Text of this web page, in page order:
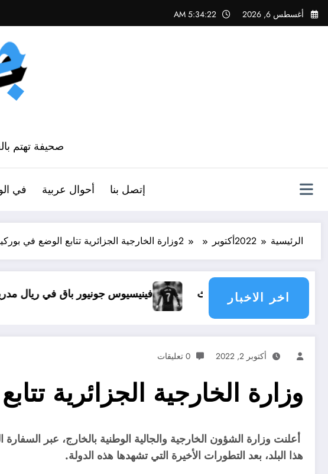
التجاوز
إلى
أغسطس 6, 2026 5:34:23 AM
صحيفة تهتم
إتصل بنا أحوال عربية في
الرئيسية 2022أكتوبر 2وزارة الخارجية الجزائرية تتابع الوضع في
اخر الاخباريحدث فينيسيوس جونيور باق في ريال مدريد تجديد
أكتوبر 2, 2022 0 تعليقات
وزارة الخارجية الجزائرية
أعلنت وزارة الشؤون الخارجية والجالية الوطنية بالخارج، عبر
هذا البلد، بعد التطورات الأخيرة التي تشهدها هذه الدولة.